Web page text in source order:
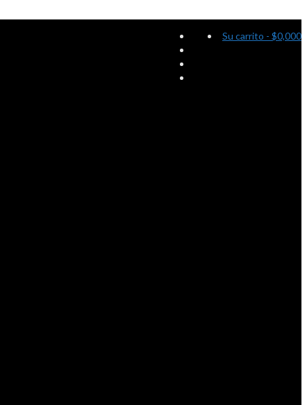
Su carrito - $0,000